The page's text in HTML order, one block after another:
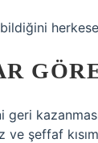
şeffaf